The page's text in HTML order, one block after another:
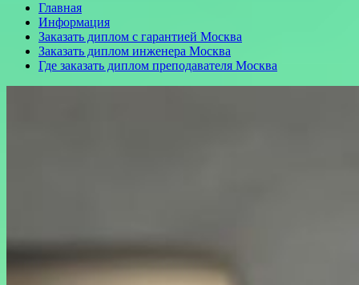
Главная
Информация
Заказать диплом с гарантией Москва
Заказать диплом инженера Москва
Где заказать диплом преподавателя Москва